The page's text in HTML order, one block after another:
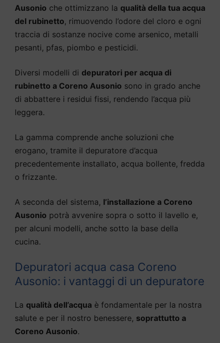
Ausonio che ottimizzano la qualità della tua acqua
del rubinetto, rimuovendo l’odore del cloro e ogni
traccia di sostanze nocive come arsenico, metalli
pesanti, pfas, piombo e pesticidi.
Diversi modelli di depuratori per acqua di
rubinetto a Coreno Ausonio sono in grado anche
di abbattere i residui fissi, rendendo l’acqua più
leggera.
La gamma comprende anche soluzioni che
erogano, tramite il depuratore d’acqua
precedentemente installato, acqua bollente, fredda
o frizzante.
A seconda del sistema, l’installazione a Coreno
Ausonio potrà avvenire sopra o sotto il lavello e,
per alcuni modelli, anche sotto la base della
cucina.
Depuratori acqua casa Coreno
Ausonio: i vantaggi di un depuratore
La qualità dell’acqua è fondamentale per la nostra
salute e per il nostro benessere, soprattutto a
Coreno Ausonio.